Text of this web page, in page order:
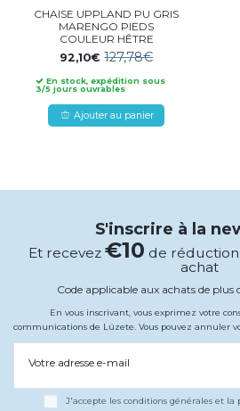
CHAISE UPPLAND PU GRIS
MARENGO PIEDS
COULEUR HÊTRE
92,10€127,78€
En stock, expédition sous
3/5 jours ouvrables
Ajouter au panier
S'inscrire à la
Et recevez €10 de
achat
Code applicable aux achats de plus
En vous inscrivant, vous exprimez votre
communications de Lúzete. Vous pouvez annuler
Votre adresse e-mail
J'accepte les conditions générales et